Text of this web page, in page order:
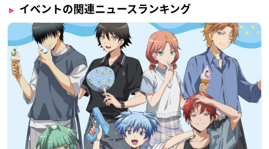
イベントの関連ニュースランキング